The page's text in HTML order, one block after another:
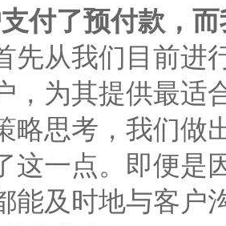
付了预付款，
从我们目前进行
，为其提供最适
略思考，我们做
这一点。即便是
能及时地与客户